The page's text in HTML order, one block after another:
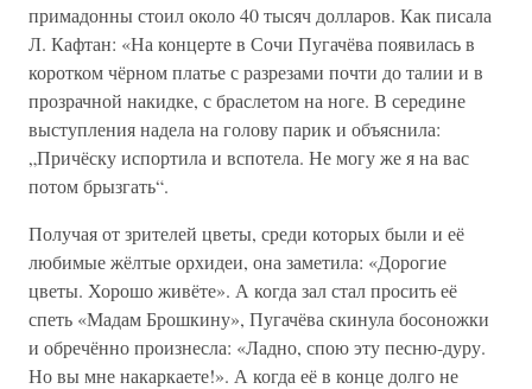
примадонны стоил около 40 тысяч долларов. Как писала
Л. Кафтан: «На концерте в Сочи Пугачёва появилась в
коротком чёрном платье с разрезами почти до талии и в
прозрачной накидке, с браслетом на ноге. В середине
выступления надела на голову парик и объяснила:
„Причёску испортила и вспотела. Не могу же я на вас
потом брызгать“.
Получая от зрителей цветы, среди которых были и её
любимые жёлтые орхидеи, она заметила: «Дорогие
цветы. Хорошо живёте». А когда зал стал просить её
спеть «Мадам Брошкину», Пугачёва скинула босоножки
и обречённо произнесла: «Ладно, спою эту песню-дуру.
Но вы мне накаркаете!». А когда её в конце долго не